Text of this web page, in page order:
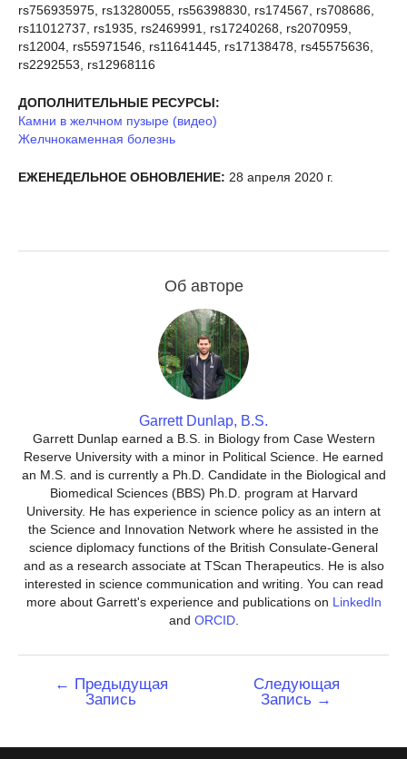
rs756935975, rs13280055, rs56398830, rs174567, rs708686,
rs11012737, rs1935, rs2469991, rs17240268, rs2070959,
rs12004, rs55971546, rs11641445, rs17138478, rs45575636,
rs2292553, rs12968116
ДОПОЛНИТЕЛЬНЫЕ РЕСУРСЫ:
Камни в желчном пузыре (видео)
Желчнокаменная болезнь
ЕЖЕНЕДЕЛЬНОЕ ОБНОВЛЕНИЕ: 28 апреля 2020 г.
Об авторе
Garrett Dunlap, B.S.
Garrett Dunlap earned a B.S. in Biology from Case Western
Reserve University with a minor in Political Science. He earned
an M.S. and is currently a Ph.D. Candidate in the Biological and
Biomedical Sciences (BBS) Ph.D. program at Harvard
University. He has experience in science policy as an intern at
the Science and Innovation Network where he assisted in the
science diplomacy functions of the British Consulate-General
and as a research associate at TScan Therapeutics. He is also
interested in science communication and writing. You can read
more about Garrett's experience and publications on LinkedIn
and ORCID.
Навигация
← Предыдущая
Запись
Следующая
Запись →